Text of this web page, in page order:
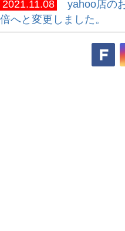
2021.11.08
yahoo店の
倍へと変更しました。